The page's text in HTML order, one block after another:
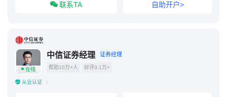
联系TA 自助开户>
在线
中信证券经理 证券经理
帮助10万+人 好评3.1万+
从业认证